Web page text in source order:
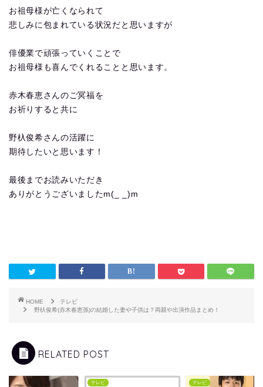
お祖母様が亡くなられて
悲しみに包まれている状況だと思いますが
俳優業で頑張っていくことで
お祖母様も喜んでくれることと思います。
赤木春恵さんのご冥福を
お祈りすると共に
野杁俊希さんの活躍に
期待したいと思います！
最後までお読みいただき
ありがとうございましたm(_ _)m
HOME
テレビ
野杁俊希(赤木春恵孫)の結婚した妻や子供は？両親や出演作品まとめ！
RELATED POST
テレビ テレビ